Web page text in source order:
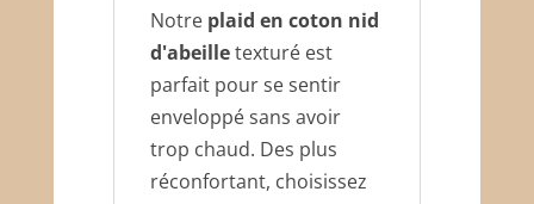
Notre plaid en coton nid
d'abeilletexturé est
parfait pour se sentir
enveloppé sans avoir
trop chaud. Des plus
réconfortant, choisissez